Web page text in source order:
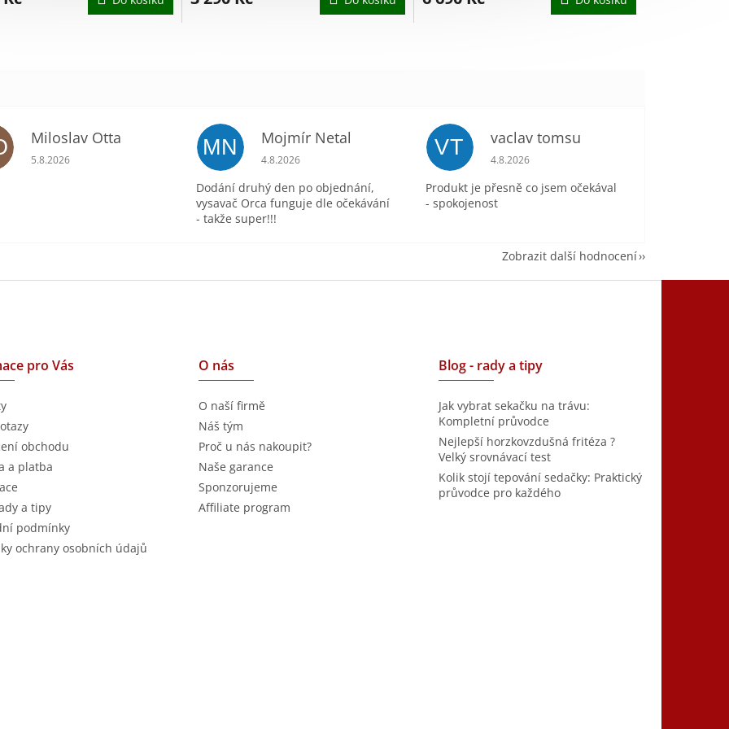
Miloslav Otta
Hodnocení obchodu je 5 z 5 hvězdiček.
5.8.2026
MN Mojmír Netal
Hodnocení obchodu je 5 z 5 hvězdiček.
4.8.2026
Dodání druhý den po objednání,
vysavač Orca funguje dle očekávání
- takže super!!!
VT vaclav tomsu
Hodnocení obchodu je 5 z 5 hvězdiček.
4.8.2026
Produkt je přesně co jsem očekával
- spokojenost
Zobrazit další hodnocení
pro Vás
obchodu
a platba
a tipy
podmínky
ochrany osobních údajů
O nás
O naší firmě
Náš tým
Proč u nás nakoupit?
Naše garance
Sponzorujeme
Affiliate program
Blog - rady a tipy
Jak vybrat sekačku na trávu:
Kompletní průvodce
Nejlepší horzkovzdušná fritéza ?
Velký srovnávací test
Kolik stojí tepování sedačky: Praktický
průvodce pro každého